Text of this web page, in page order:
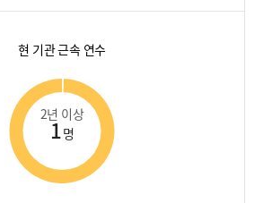
현 기관 근속 연수
2년 이상
1명